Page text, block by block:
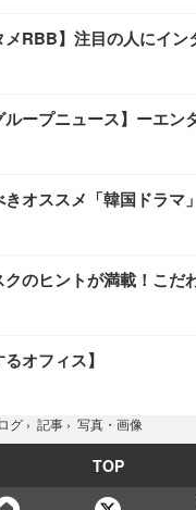
メRBB】注目の人にイン
ループニュース】ーエン
オススメ「韓国ドラマ」
クのヒントが満載！こだ
るオフィス】
グ › 記事 › 写真・画像
TOP